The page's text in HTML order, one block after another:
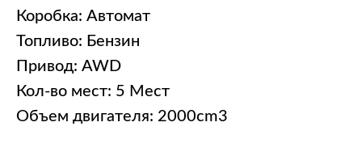
Коробка: Автомат
Топливо: Бензин
Привод: AWD
Кол-во мест: 5 Мест
Объем двигателя: 2000cm3